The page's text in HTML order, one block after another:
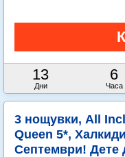
13
Дни
6
Часа
3 нощувки, All
Queen 5*,
Септември! Дете